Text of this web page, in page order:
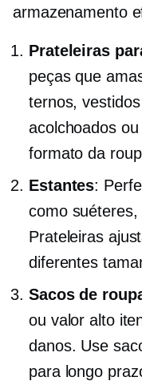
armazenamento
Prateleiras
peças que
ternos,
acolchoados
formato da
Estantes:
como suéteres,
Prateleiras
diferentes
Sacos de
ou valor alto
danos. Use
para longo